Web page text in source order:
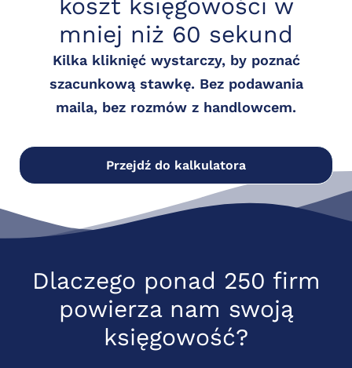
koszt księgowości w
mniej niż 60 sekund
Kilka kliknięć wystarczy, by poznać
szacunkową stawkę. Bez podawania
maila, bez rozmów z handlowcem.
Przejdź do kalkulatora
Dlaczego ponad 250 firm
powierza nam swoją
księgowość?